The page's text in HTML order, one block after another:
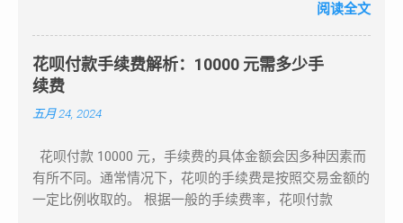
意：此方法需要支付一定费用，并存在一定的风险，建议
选择信誉良好的商家进行交易。 方法三：朋友互助提现
如果身边的朋友需要消费，您可以使用自己的花呗为他们
付款，朋友随后可以将款项以转账或现金的方式返还给
借呗功能，可以将花呗额度转入借呗，然后使用借呗的提
现功能将资金提取至银行卡，以满足急用资金的需求。注
意借呗的利息和还款期限。 方法五：联系客服寻求帮助
如果以上方法都不可行，可以联系支付宝客服，咨询是否
有其他提现方式可供选择。客服人员能够提供专业的建议
期费用和影响个人信用记录。 保护账户安全：要保护好
自己的账户信息，避免被盗用或泄露。 四、如何还款 自
动还款：在花呗页面中选择“自动还款”，设置好还款方
式，支付宝会自动从你的账户中扣款。 手动还款：在花
呗页面中选择“还款”，输入还款金额，点击“确认还款”即
可。 总之，花呗是一种非常方便的消费工具，可以为人
花呗时，要注意保护好自己的账户安全，合理使用，并按
时还款。希望本文能对你有所帮助！
下来我们详细了解一下如何注册开通和使用蚂蚁花呗：
证。 打开支付宝应用，在搜索栏中输入“蚂蚁花呗”。 按
照系统提示进行操作，可能需要同意相关协议和授权。
使用方法 ： 在支持蚂蚁花呗支付的线上或线下商家进行
消费时，选择蚂蚁花呗作为支付方式。 可以根据自己的
还款方式多样，可以选择全额还款、分期还款或最低还款
等。 例如，小明在网上购物时，看到商家支持蚂蚁花呗
支付，他选择使用蚂蚁花呗支付了一笔 1000 元的订单，
阅读全文
花呗付款手续费解析：10000 元需多少手
续费
五月 24, 2024
花呗付款 10000 元，手续费的具体金额会因多种因素而
有所不同。通常情况下，花呗的手续费是按照交易金额的
一定比例收取的。 根据一般的手续费率，花呗付款